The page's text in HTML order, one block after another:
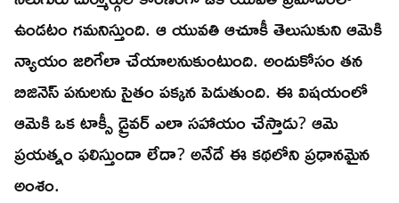
ఉండటం గమనిస్తుంది. ఆ యువతి ఆచూకీ తెలుసుకుని ఆమెకి
న్యాయం జరిగేలా చేయాలనుకుంటుంది. అందుకోసం తన
బిజినెస్ పనులను సైతం పక్కన పెడుతుంది. ఈ విషయంలో
ఆమెకి ఒక టాక్సీ డ్రైవర్ ఎలా సహాయం చేస్తాడు? ఆమె
ప్రయత్నం ఫలిస్తుందా లేదా? అనేదే ఈ కథలోని ప్రధానమైన
అంశం.